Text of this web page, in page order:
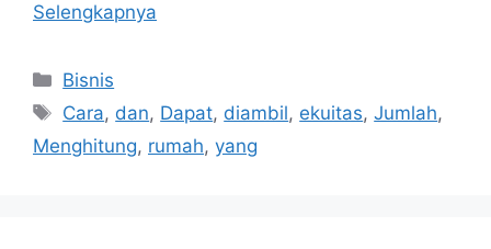
Selengkapnya
Kategori
Bisnis
Tag
Cara, dan, Dapat, diambil, ekuitas,Jumlah,
Menghitung, rumah, yang